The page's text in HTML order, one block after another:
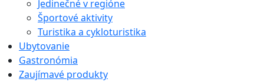
Jedinečné v regióne
Športové aktivity
Turistika a cykloturistika
Ubytovanie
Gastronómia
Zaujímavé produkty